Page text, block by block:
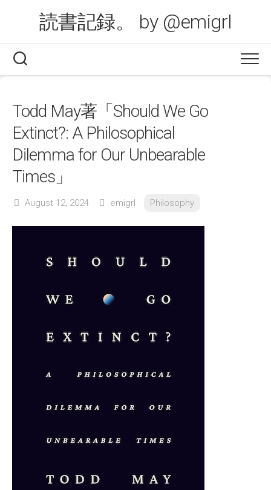
読書記録。 by @emigrl
Todd May著「Should We Go
Extinct?: A Philosophical
Dilemma for Our Unbearable
Times」
August 12, 2024 emigrl Philosophy